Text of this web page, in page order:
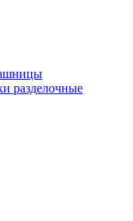
разделочные